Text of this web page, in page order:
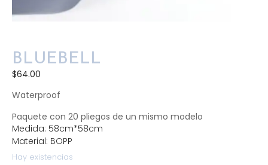
BLUEBELL
$64.00
Waterproof
Paquete con 20 pliegos de un mismo modelo
Medida: 58cm*58cm
Material: BOPP
Hay existencias